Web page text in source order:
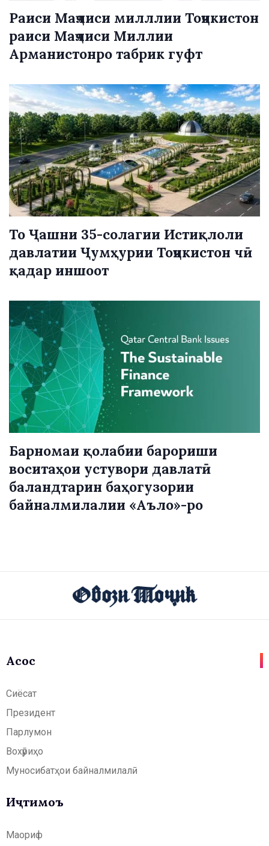
Раиси Маҷлиси милллии Тоҷикистон
раиси Маҷлиси Миллии
Арманистонро табрик гуфт
То Ҷашни 35-солагии Истиқлоли
давлатии Ҷумҳурии Тоҷикистон чӣ
қадар иншоот
Барномаи қолабии барориши
воситаҳои устувори давлатӣ
баландтарин баҳогузории
байналмилалии «Аъло»-ро
Асосӣ
Сиёсат
Президент
Парлумон
Вохӯриҳо
Муносибатҳои байналмилалӣ
Иҷтимоъ
Маориф